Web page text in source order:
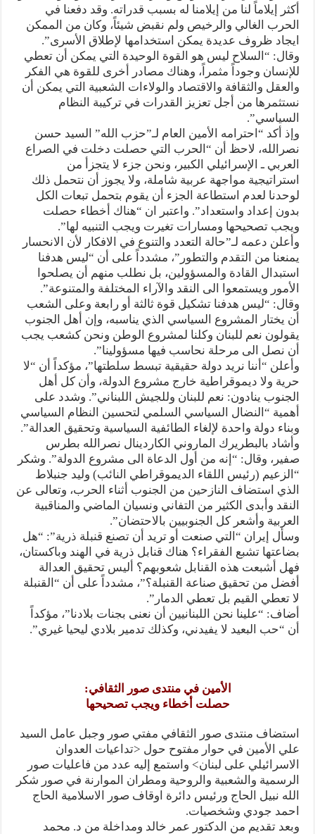
أكثر إيلاماً لنا من إيلامنا له بسبب قدراته. وقد دفعنا في
الحرب الغالي والرخيص ولم نقبض شيئاً، وكان من الممكن
ايجاد ظروف عديدة يمكن استخدامها لإطلاق الأسرى”.
وقال: “السلاح ليس هو القوة الوحيدة التي يمكن أن تعطي
للإنسان وجوداً مثمراً، وهناك مصادر أخرى للقوة هي الفكر
والعقل والثقافة والاقتصاد والولاءات الشعبية التي يمكن أن
نستثمرها من أجل تعزيز القدرات في تركيبة النظام
السياسي”.
وإذ أكد “احترامه الأمين العام لـ”حزب الله” السيد حسن
نصرالله، لاحظ أن “الحرب التي حصلت دخلت في الصراع
العربي ـ الإسرائيلي الكبير، ونحن جزء لا يتجزأ من
استراتيجية مواجهة عربية شاملة، ولا يجوز أن نتحمل ذلك
لوحدنا لعدم استطاعة الجزء أن يقوم بتحمل تبعات الكل
بدون إعداد واستعداد”. واعتبر ان “هناك أخطاء حصلت
ويجب تصحيحها ومسارات تغيرت ويجب التنبيه لها”.
وأعلن دعمه لـ”حالة التعدد والتنوع في الافكار لأن الانحسار
يمنعنا من التقدم والتطور”، مشدداً على أن “ليس هدفنا
استبدال القادة والمسؤولين، بل نطلب منهم أن يصلحوا
الأمور ويستمعوا الى النقد والآراء المختلفة والمتنوعة”.
وقال: “ليس هدفنا تشكيل قوة ثالثة أو رابعة وعلى الشعب
أن يختار المشروع السياسي الذي يناسبه، وإن أهل الجنوب
يقولون نعم للبنان وكلنا لمشروع الوطن ونحن كشعب يجب
أن نصل الى مرحلة نحاسب فيها مسؤولينا”.
وأعلن “أننا نريد دولة حقيقية تبسط سلطتها”، مؤكداً أن “لا
حرية ولا ديموقراطية خارج مشروع الدولة، وأن كل أهل
الجنوب ينادون: نعم للبنان وللجيش اللبناني”. وشدد على
أهمية “النضال السياسي السلمي لتحسين النظام السياسي
وبناء دولة واحدة لإلغاء الطائفية السياسية وتحقيق العدالة”.
وأشاد بالبطريرك الماروني الكاردينال نصرالله بطرس
صفير، وقال: “إنه من أول الدعاة الى مشروع الدولة”. وشكر
“الزعيم (رئيس اللقاء الديموقراطي النائب) وليد جنبلاط
الذي استضاف النازحين من الجنوب أثناء الحرب، وتعالى عن
النقد وأبدى الكثير من التفاني ونسيان الماضي والمناقبية
العربية وأشعر كل الجنوبيين بالاحتضان”.
وسأل إيران “التي صنعت أو تريد أن تصنع قنبلة ذرية”: “هل
بضاعتها تشبع الفقراء؟ هناك قنابل ذرية في الهند وباكستان،
فهل أشبعت هذه القنابل شعوبهم؟ أليس تحقيق العدالة
أفضل من تحقيق صناعة القنبلة؟”، مشدداً على أن “القنبلة
لا تعطي القيم بل تعطي الدمار”.
أضاف: “علينا نحن اللبنانيين أن نعنى بجنات بلادنا”، مؤكداً
أن “حب البعيد لا يفيدني، وكذلك تدمير بلادي ليحيا غيري”.
الأمين في منتدى صور الثقافي:
حصلت أخطاء ويجب تصحيحها
استضاف منتدى صور الثقافي مفتي صور وجبل عامل السيد
علي الأمين في حوار مفتوح حول <تداعيات العدوان
الاسرائيلي على لبنان> واستمع إليه عدد من فاعليات صور
الرسمية والشعبية والروحية ومطران الموارنة في صور شكر
الله نبيل الحاج ورئيس دائرة اوقاف صور الاسلامية الحاج
احمد جودي وشخصيات.
وبعد تقديم من الدكتور عمر خالد ومداخلة من د. محمد